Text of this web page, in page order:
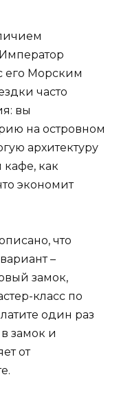
его Морским
часто
вы
на островном
архитектуру
как
экономит
что
–
замок,
класс по
один раз
замок и
от